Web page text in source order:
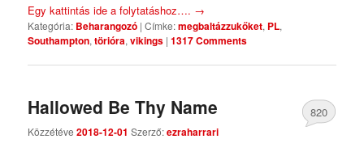
Egy kattintás ide a folytatáshoz…. →
Kategória: Beharangozó |Címke:megbaltázzukőket, PL,
Southampton,törióra,vikings |1317 Comments
Hallowed Be Thy Name
Közzétéve2018-12-01 Szerző:ezraharrari
820